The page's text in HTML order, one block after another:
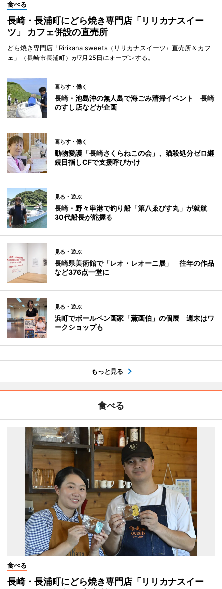
食べる
長崎・長浦町にどら焼き専門店「リリカナスイー
ツ」 カフェ併設の直売所
どら焼き専門店「Ririkana sweets（リリカナスイーツ）直売所＆カフ
ェ」（長崎市長浦町）が7月25日にオープンする。
暮らす・働く
長崎・池島沖の無人島で海ごみ清掃イベント 長崎
のすし店などが企画
暮らす・働く
動物愛護「長崎さくらねこの会」、猫殺処分ゼロ継
続目指しCFで支援呼びかけ
見る・遊ぶ
長崎・野々串港で釣り船「第八ゑびす丸」が就航
30代船長が舵握る
見る・遊ぶ
長崎県美術館で「レオ・レオーニ展」 往年の作品
など376点一堂に
見る・遊ぶ
浜町でボールペン画家「薫画伯」の個展 週末はワ
ークショップも
もっと見る
食べる
食べる
長崎・長浦町にどら焼き専門店「リリカナスイー